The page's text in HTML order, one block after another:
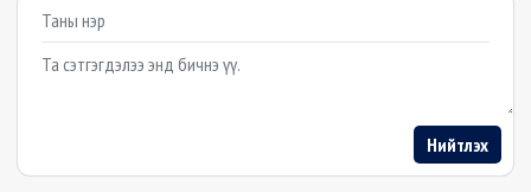
Example textarea
Нийтлэх